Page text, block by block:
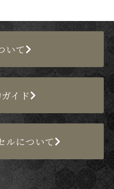
いて
イド
ルについて